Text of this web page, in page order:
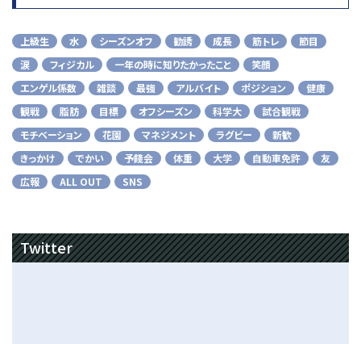
上級生 水 シーズンオフ 勧誘 成長 筋トレ
節目
涙
フィジカル 一年の時に知りたかったこと
笑顔
エンゲル係数
雑談 最強 アルバイト ポジション
健康
観戦
脂肪 目標 オフシーズン 科学大
試合観戦
モチベーション
花園 マネジメント ラグビー
新歓
きっかけ
でかい 予餞会 体重 大学 自動車免許
友
広報
ALL OUT SNS
Twitter